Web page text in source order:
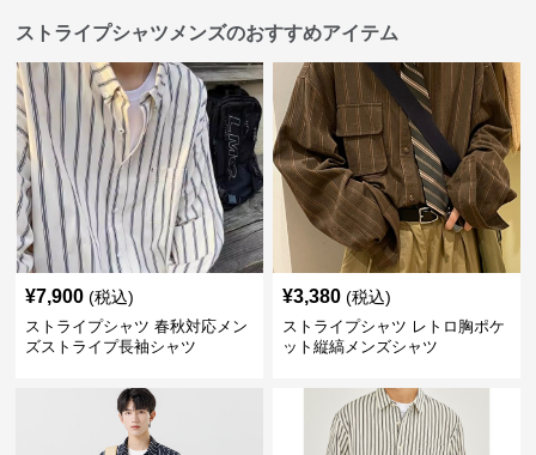
ストライプシャツメンズのおすすめアイテム
¥7,900 (税込)
ストライプシャツ 春秋対応メン
ズストライプ長袖シャツ
¥3,380 (税込)
ストライプシャツ レトロ胸ポケ
ット縦縞メンズシャツ